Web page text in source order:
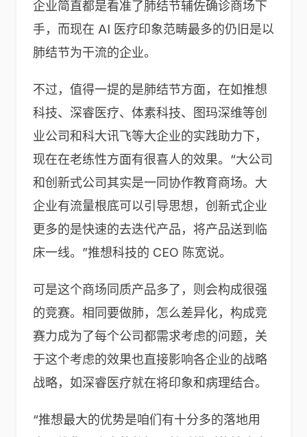
企业简直都是看准了肺结节辅佐确诊商场下
手，而现在 AI 医疗印象范畴最多的仍旧是以
肺结节为干流的企业。
不过，值得一提的是肺结节方面，在如推想
科技、深睿医疗、体素科技、图玛深维等创
业公司和科大讯飞等大企业的实践助力下，
现在在老练性方面有很喜人的效果。“大公司
和创新式公司其实是一同协作教育商场。大
企业有流量根底可以引导思想，创新式企业
更多的是快速的去迭代产品，将产品送到临
床一线。”推想科技的 CEO 陈宽说。
可是这个商场同质产品多了，则会构成很强
的竞赛。相同要做肺，怎么差异化，构成竞
赛力成为了每个公司都需求考虑的问题，关
于这个考虑的效果也直接影响各企业的战略
战略，如深睿医疗就在将印象和病理结合。
“推想最大的优势是咱们有十分多的落地用